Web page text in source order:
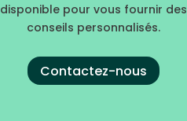
disponible pour vous fournir des
conseils personnalisés.
Contactez-nous